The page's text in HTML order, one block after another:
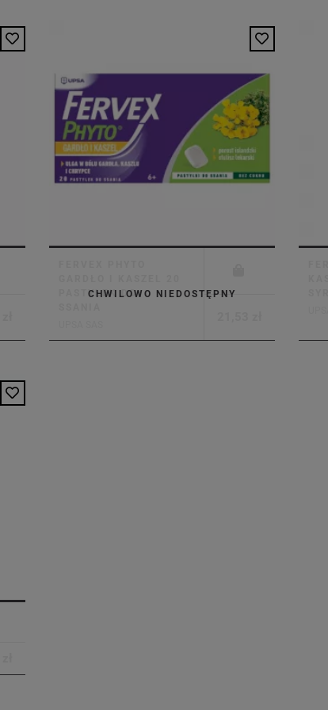
CHWILOWO NIEDOSTĘPNY
PASTYLEK DO